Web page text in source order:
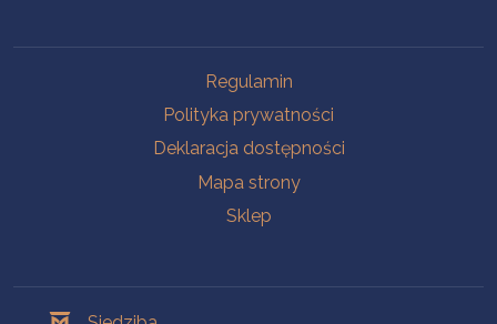
Regulamin
Polityka prywatności
Deklaracja dostępności
Mapa strony
Sklep